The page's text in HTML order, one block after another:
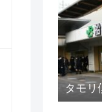
タモリ